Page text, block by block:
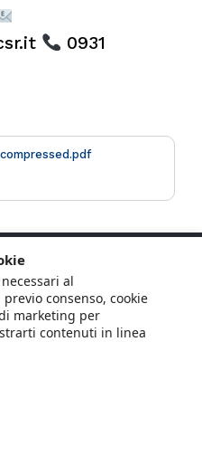
0931
al
consenso, cookie
marketing per
contenuti in linea